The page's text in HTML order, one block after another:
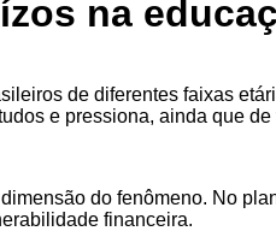
na
de diferentes faixas
e pressiona, ainda que
do fenômeno. No
financeira.